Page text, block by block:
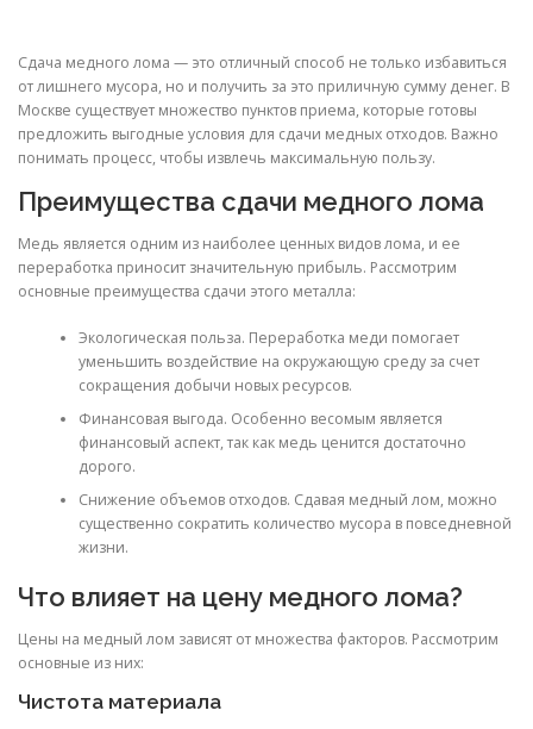
Сдача медного лома — это отличный способ не только избавиться
от лишнего мусора, но и получить за это приличную сумму денег. В
Москве существует множество пунктов приема, которые готовы
предложить выгодные условия для сдачи медных отходов. Важно
понимать процесс, чтобы извлечь максимальную пользу.
Преимущества сдачи медного лома
Медь является одним из наиболее ценных видов лома, и ее
переработка приносит значительную прибыль. Рассмотрим
основные преимущества сдачи этого металла:
Экологическая польза. Переработка меди помогает
уменьшить воздействие на окружающую среду за счет
сокращения добычи новых ресурсов.
Финансовая выгода. Особенно весомым является
финансовый аспект, так как медь ценится достаточно
дорого.
Снижение объемов отходов. Сдавая медный лом, можно
существенно сократить количество мусора в повседневной
жизни.
Что влияет на цену медного лома?
Цены на медный лом зависят от множества факторов. Рассмотрим
основные из них:
Чистота материала